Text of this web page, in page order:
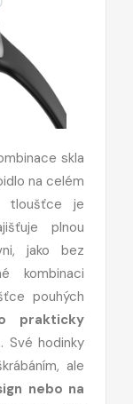
skla
na celém
tloušťce je
plnou
jako bez
kombinaci
pouhých
prakticky
. Své hodinky
ale
nebo na